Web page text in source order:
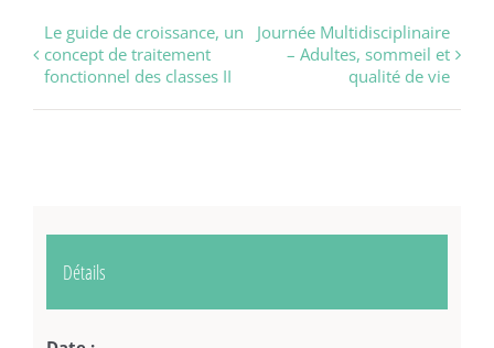
Navigation
évènement
Le guide de croissance, un
concept de traitement
fonctionnel des classes II
Journée Multidisciplinaire
– Adultes, sommeil et
qualité de vie
Détails